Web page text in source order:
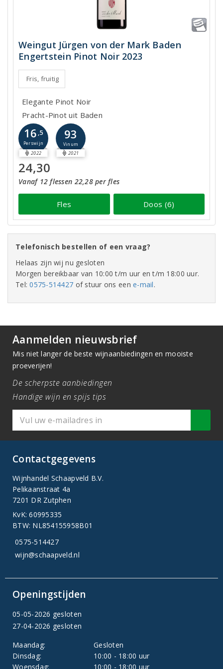
Weingut Jürgen von der Mark Baden
Engertstein Pinot Noir 2023
Fris, fruitig
Elegante Pinot Noir
Pracht-Pinot uit Baden
16 ,5
Perswijn
2022
93
Vinum
2021
24,30
Vanaf 12 flessen 22,28 per fles
Fles Doos (6)
Telefonisch bestellen of een vraag?
Helaas zijn wij nu gesloten
Morgen bereikbaar van 10:00 t/m uur en t/m 18:00 uur.
Tel:0575-514427 of stuur ons eene-mail.
Aanmelden nieuwsbrief
Mis niet langer de beste wijnaanbiedingen en mooiste
proeverijen!
De scherpste aanbiedingen
Handige wijn en spijs tips
Contactgegevens
Wijnhandel Schaapveld B.V.
Pelikaanstraat 4a
7201 DR Zutphen
KvK: 60995335
BTW: NL854155958B01
0575-514427
wijn@schaapveld.nl
Openingstijden
05-05-2026 gesloten
27-04-2026 gesloten
Maandag:
Gesloten
Dinsdag:
10:00 - 18:00 uur
Woensdag:
10:00 - 18:00 uur